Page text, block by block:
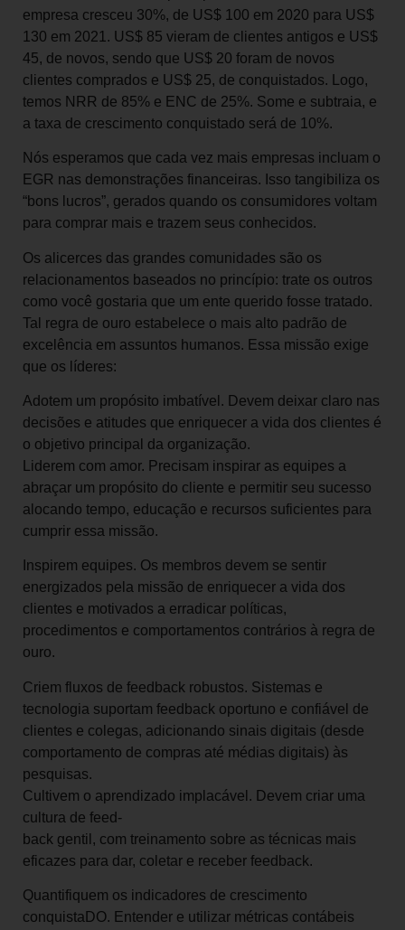
empresa cresceu 30%, de US$ 100 em 2020 para US$
130 em 2021. US$ 85 vieram de clientes antigos e US$
45, de novos, sendo que US$ 20 foram de novos
clientes comprados e US$ 25, de conquistados. Logo,
temos NRR de 85% e ENC de 25%. Some e subtraia, e
a taxa de crescimento conquistado será de 10%.
Nós esperamos que cada vez mais empresas incluam o
EGR nas demonstrações financeiras. Isso tangibiliza os
“bons lucros”, gerados quando os consumidores voltam
para comprar mais e trazem seus conhecidos.
Os alicerces das grandes comunidades são os
relacionamentos baseados no princípio: trate os outros
como você gostaria que um ente querido fosse tratado.
Tal regra de ouro estabelece o mais alto padrão de
excelência em assuntos humanos. Essa missão exige
que os líderes:
Adotem um propósito imbatível. Devem deixar claro nas
decisões e atitudes que enriquecer a vida dos clientes é
o objetivo principal da organização.
Liderem com amor. Precisam inspirar as equipes a
abraçar um propósito do cliente e permitir seu sucesso
alocando tempo, educação e recursos suficientes para
cumprir essa missão.
Inspirem equipes. Os membros devem se sentir
energizados pela missão de enriquecer a vida dos
clientes e motivados a erradicar políticas,
procedimentos e comportamentos contrários à regra de
ouro.
Criem fluxos de feedback robustos. Sistemas e
tecnologia suportam feedback oportuno e confiável de
clientes e colegas, adicionando sinais digitais (desde
comportamento de compras até médias digitais) às
pesquisas.
Cultivem o aprendizado implacável. Devem criar uma
cultura de feed-
back gentil, com treinamento sobre as técnicas mais
eficazes para dar, coletar e receber feedback.
Quantifiquem os indicadores de crescimento
conquistaDO. Entender e utilizar métricas contábeis